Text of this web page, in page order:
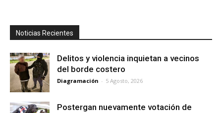
Noticias Recientes
Delitos y violencia inquietan a vecinos
del borde costero
Diagramación - 5 Agosto, 2026
Postergan nuevamente votación de